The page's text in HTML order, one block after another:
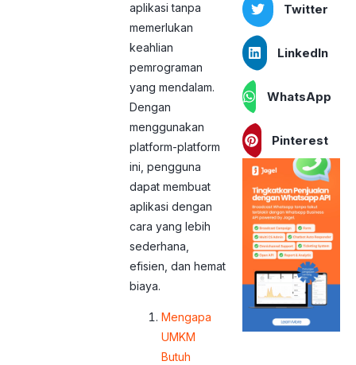
aplikasi tanpa
memerlukan
keahlian
pemrograman
yang mendalam.
Dengan
menggunakan
platform-platform
ini, pengguna
dapat membuat
aplikasi dengan
cara yang lebih
sederhana,
efisien, dan hemat
biaya.
Mengapa
UMKM
Butuh
Twitter
LinkedIn
WhatsApp
Pinterest